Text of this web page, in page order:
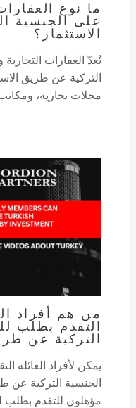
ما نوع
على الجنسية
الاستثمار؟
تُعدّ العقارات
التركية عن طريق
محلات تجارية،
من هم أفراد
التقدم بطلب
التركية عن
يمكن لأفراد العائلة
الجنسية التركية عن
مؤهلون للتقدم